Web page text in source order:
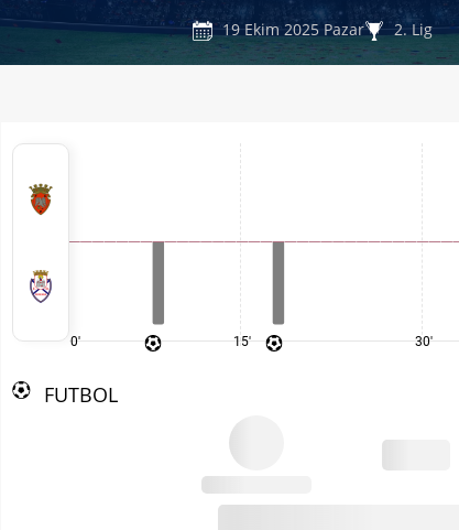
19 Ekim 2025 Pazar 2. Lig
0' 15' 30'
FUTBOL